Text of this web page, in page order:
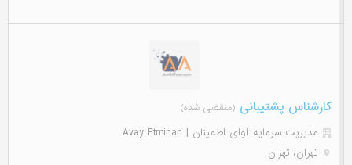
کارشناس پشتیبانی (منقضی شده)
مدیریت سرمایه آوای اطمینان | Avay Etminan
تهران، تهران